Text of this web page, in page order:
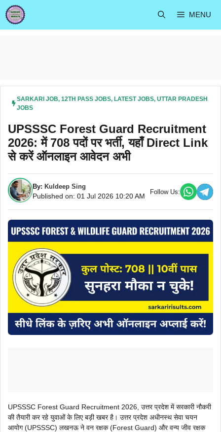
Skip
to
content
MENU
SARKARI JOB, 12TH PASS JOBS, LATEST JOBS, UTTAR PRADESH
JOBS
UPSSSC Forest Guard Recruitment
2026: में 708 पदों पर भर्ती, यहाँ Direct Link
से करें ऑनलाइन आवेदन अभी
By: Kuldeep Sing
Published on: 01 Jul 2026 10:20 AM
Follow Us:
UPSSSC Forest Guard Recruitment 2026, उत्तर प्रदेश में सरकारी नौकरी
की तैयारी कर रहे युवाओं के लिए बड़ी खबर है। उत्तर प्रदेश अधीनस्थ सेवा चयन
आयोग (UPSSSC) लखनऊ ने वन रक्षक (Forest Guard) और वन्य जीव रक्षक